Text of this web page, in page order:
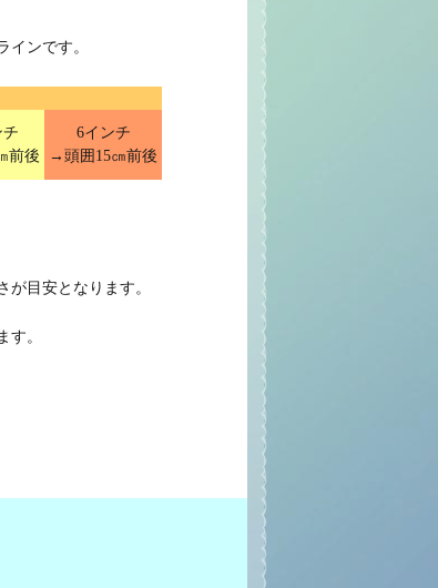
ンです。
チ
前後
6インチ
→頭囲15㎝前後
目安となります。
す。